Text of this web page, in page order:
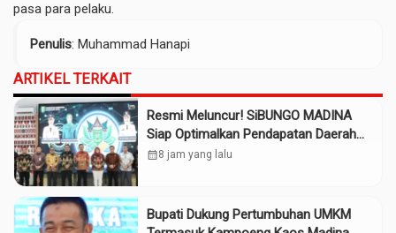
pasa para pelaku.
Penulis: Muhammad Hanapi
ARTIKEL TERKAIT
Resmi Meluncur! SiBUNGO MADINA
Siap Optimalkan Pendapatan Daerah
Madina
calendar_month8 jam yang lalu
Bupati Dukung Pertumbuhan UMKM